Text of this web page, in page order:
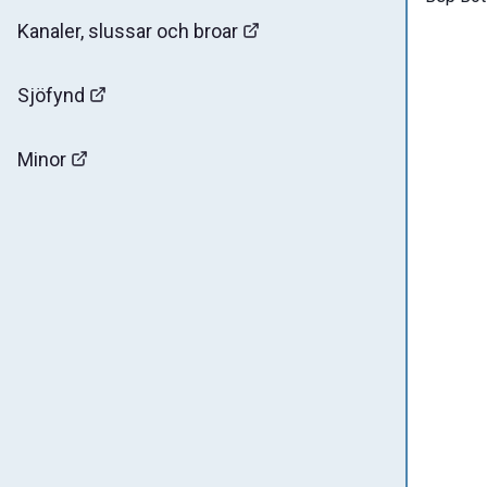
Kanaler, slussar och broar
Sjöfynd
Minor